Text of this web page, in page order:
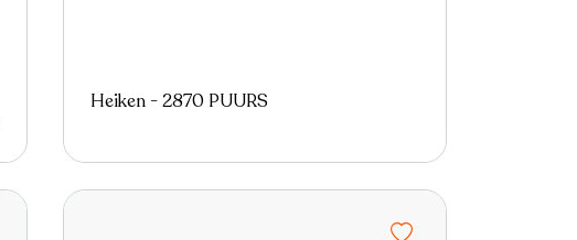
Heiken - 2870 PUURS